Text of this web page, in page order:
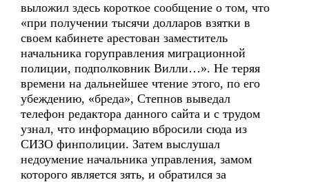
выложил здесь короткое сообщение о том, что
«при получении тысячи долларов взятки в
своем кабинете арестован заместитель
начальника горуправления миграционной
полиции, подполковник Вилли…». Не теряя
времени на дальнейшее чтение этого, по его
убеждению, «бреда», Степнов выведал
телефон редактора данного сайта и с трудом
узнал, что информацию вбросили сюда из
СИЗО финполиции. Затем выслушал
недоумение начальника управления, замом
которого является зять, и обратился за